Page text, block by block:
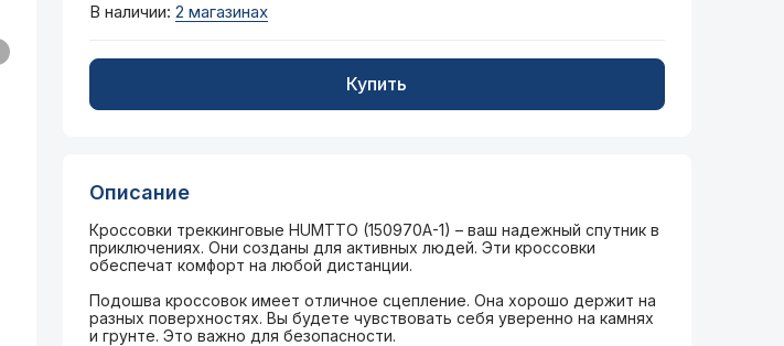
В наличии: 2 магазинах
Купить
Описание
Кроссовки треккинговые HUMTTO (150970A-1) – ваш надежный спутник в
приключениях. Они созданы для активных людей. Эти кроссовки
обеспечат комфорт на любой дистанции.
Подошва кроссовок имеет отличное сцепление. Она хорошо держит на
разных поверхностях. Вы будете чувствовать себя уверенно на камнях
и грунте. Это важно для безопасности.